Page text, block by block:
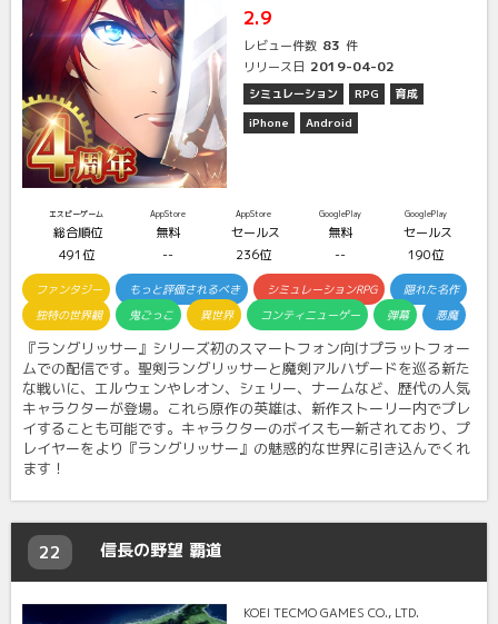
2.9
レビュー件数 83 件
リリース日 2019-04-02
シミュレーション RPG
育成
iPhone
Android
エスピーゲーム
総合順位
491位
AppStore
無料
--
AppStore
セールス
236位
GooglePlay
無料
--
GooglePlay
セールス
190位
ファンタジー もっと評価されるべき シミュレーションRPG
隠れた名作
独特の世界観
鬼ごっこ 異世界 コンティニューゲー 弾幕 悪魔
『ラングリッサー』シリーズ初のスマートフォン向けプラットフォー
ムでの配信です。聖剣ラングリッサーと魔剣アルハザードを巡る新た
な戦いに、エルウェンやレオン、シェリー、ナームなど、歴代の人気
キャラクターが登場。これら原作の英雄は、新作ストーリー内でプレ
イすることも可能です。キャラクターのボイスも一新されており、プ
レイヤーをより『ラングリッサー』の魅惑的な世界に引き込んでくれ
ます！
22 信長の野望 覇道
KOEI TECMO GAMES CO., LTD.